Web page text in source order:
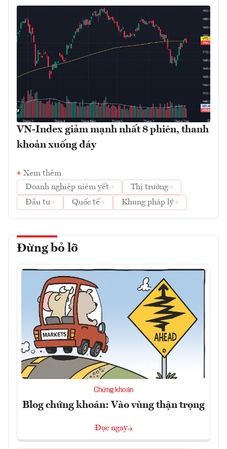
VN-Index giảm mạnh nhất 8 phiên, thanh
khoản xuống đáy
Xem thêm
Doanh nghiệp niêm yết
Thị trường
Đầu tư
Quốc tế Khung pháp lý
Đừng bỏ lỡ
Chứng khoán
Blog chứng khoán: Vào vùng thận trọng
Đọc ngay